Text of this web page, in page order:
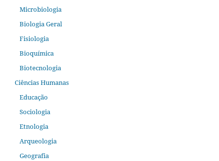
Microbiologia
Biologia Geral
Fisiologia
Bioquímica
Biotecnologia
Ciências Humanas
Educação
Sociologia
Etnologia
Arqueologia
Geografia